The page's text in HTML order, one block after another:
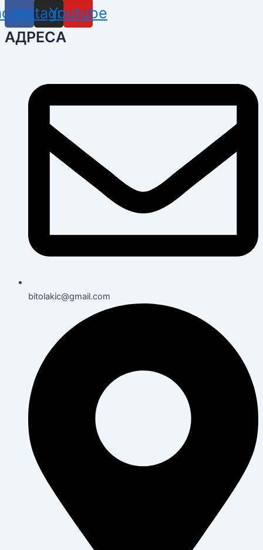
Instagram
Youtube
АДРЕСА
bitolakic@gmail.com